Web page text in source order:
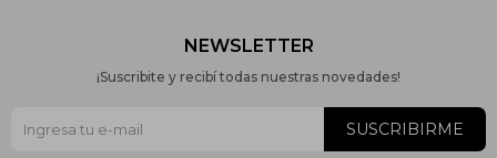
NEWSLETTER
¡Suscribite y recibí todas nuestras novedades!
SUSCRIBIRME